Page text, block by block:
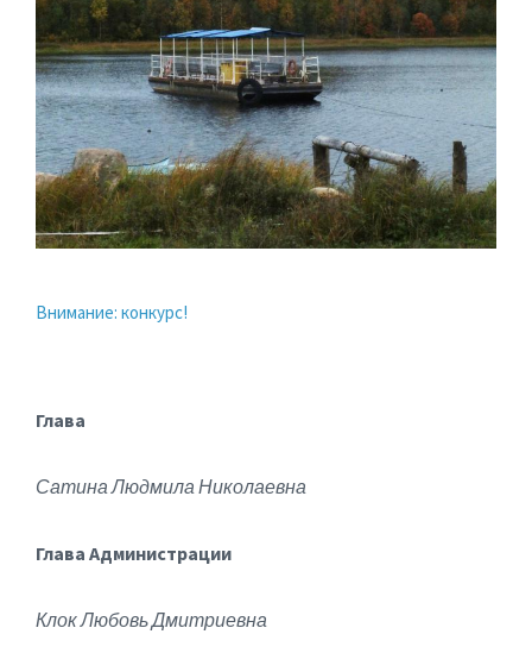
Внимание: конкурс!
Глава
Сатина Людмила Николаевна
Глава Администрации
Клок Любовь Дмитриевна